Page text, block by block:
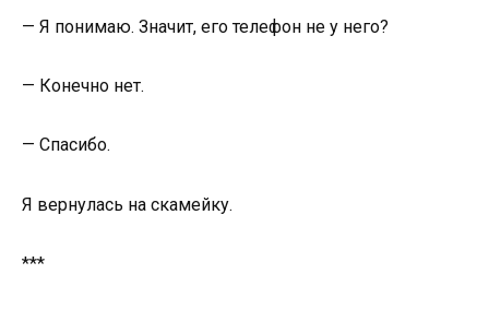
— Я понимаю. Значит, его телефон не у него?
— Конечно нет.
— Спасибо.
Я вернулась на скамейку.
***